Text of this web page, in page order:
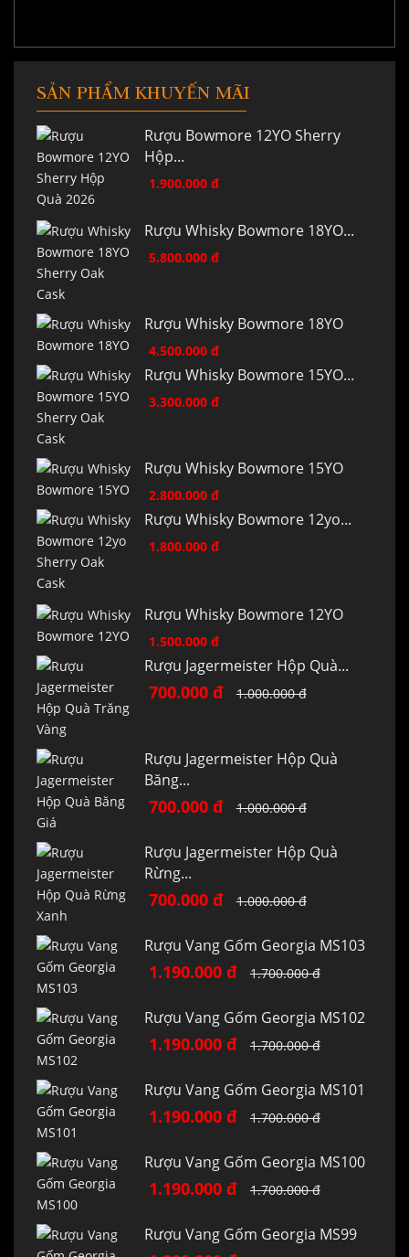
SẢN PHẨM KHUYẾN MÃI
Rượu Bowmore 12YO Sherry
Hộp...
1.900.000 đ
Rượu Whisky Bowmore 18YO...
5.800.000 đ
Rượu Whisky Bowmore 18YO
4.500.000 đ
Rượu Whisky Bowmore 15YO...
3.300.000 đ
Rượu Whisky Bowmore 15YO
2.800.000 đ
Rượu Whisky Bowmore 12yo...
1.800.000 đ
Rượu Whisky Bowmore 12YO
1.500.000 đ
Rượu Jagermeister Hộp Quà...
700.000 đ 1.000.000 đ
Rượu Jagermeister Hộp Quà
Băng...
700.000 đ 1.000.000 đ
Rượu Jagermeister Hộp Quà
Rừng...
700.000 đ 1.000.000 đ
Rượu Vang Gốm Georgia MS103
1.190.000 đ 1.700.000 đ
Rượu Vang Gốm Georgia MS102
1.190.000 đ 1.700.000 đ
Rượu Vang Gốm Georgia MS101
1.190.000 đ 1.700.000 đ
Rượu Vang Gốm Georgia MS100
1.190.000 đ 1.700.000 đ
Rượu Vang Gốm Georgia MS99